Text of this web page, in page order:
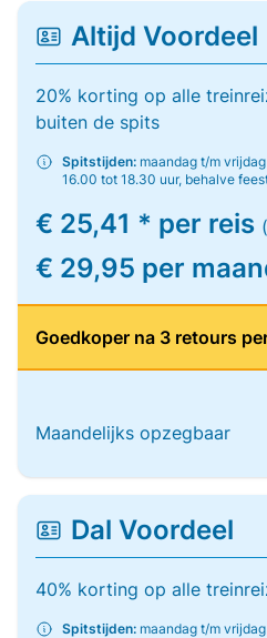
Altijd Voordeel
20% korting op alle
buiten de spits
Spitstijden: maandag t/m
16.00 tot 18.30 uur, behalve
€ 25,41 * per reis
€ 29,95 per
Goedkoper na 3 retours
Maandelijks opzegbaar
Dal Voordeel
40% korting op alle
Spitstijden: maandag t/m